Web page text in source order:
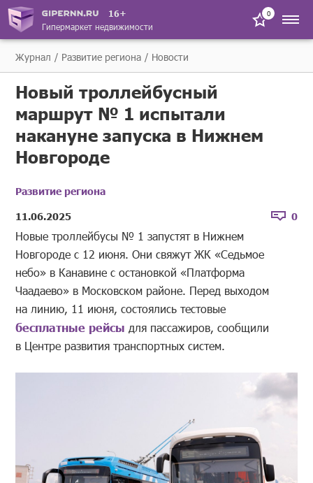
16+
Гипермаркет недвижимости
0
Журнал Развитие региона Новости
Новый троллейбусный
маршрут № 1 испытали
накануне запуска в Нижнем
Новгороде
Развитие региона
11.06.2025
0
Новые троллейбусы № 1 запустят в Нижнем
Новгороде с 12 июня. Они свяжут ЖК «Седьмое
небо» в Канавине с остановкой «Платформа
Чаадаево» в Московском районе. Перед выходом
на линию, 11 июня, состоялись тестовые
бесплатные рейсы для пассажиров, сообщили
в Центре развития транспортных систем.